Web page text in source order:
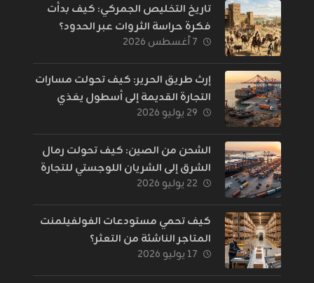
تاريخ التخليص الجمركي: كيف بدأت
فكرة حراسة الثروات عبر الحدود؟
٧ أغسطس ٢٠٢٦
إرث طريق الحرير: كيف تحولت مسارات
التجارة القديمة إلى أسطول يغذي
العالم؟
٢٩ يوليو ٢٠٢٦
الشحن من الصين: كيف تحولت رمال
الشرق إلى الشريان اللوجستي للتجارة
الإلكترونية؟
٢٢ يوليو ٢٠٢٦
كيف تحمي مستودعات الفولفيلمنت
المتاجر الناشئة من التعثر؟
١٧ يوليو ٢٠٢٦